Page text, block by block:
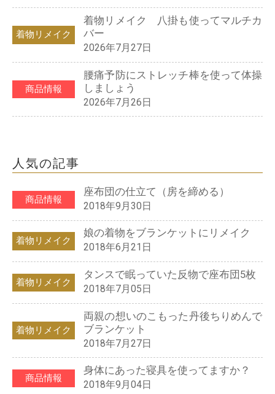
着物リメイク
着物リメイク 八掛も使ってマルチカ
バー
2026年7月27日
商品情報
腰痛予防にストレッチ棒を使って体操
しましょう
2026年7月26日
人気の記事
商品情報
座布団の仕立て（房を締める）
2018年9月30日
着物リメイク
娘の着物をブランケットにリメイク
2018年6月21日
着物リメイク
タンスで眠っていた反物で座布団5枚
2018年7月05日
着物リメイク
両親の想いのこもった丹後ちりめんで
ブランケット
2018年7月27日
商品情報
身体にあった寝具を使ってますか？
2018年9月04日